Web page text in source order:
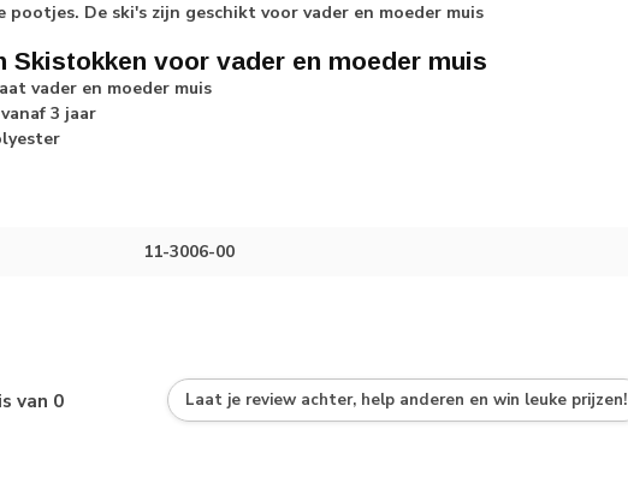
pootjes. De ski's zijn geschikt voor vader en moeder muis
Skistokken voor vader en moeder muis
vader en moeder muis
3 jaar
11-3006-00
van 0
Laat je review achter, help anderen en win leuke prijzen!